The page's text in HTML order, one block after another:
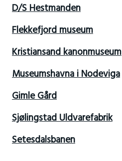
D/S Hestmanden
Flekkefjord museum
Kristiansand kanonmuseum
Museumshavna i Nodeviga
Gimle Gård
Sjølingstad Uldvarefabrik
Setesdalsbanen